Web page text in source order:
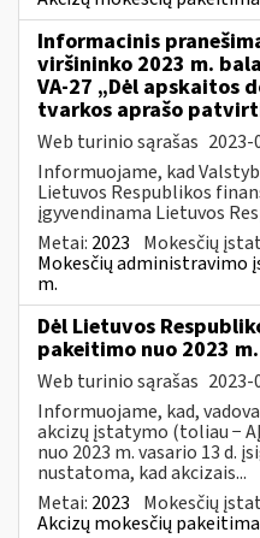
Informacinis
viršininko 2023 m.
VA-27 „Dėl apskaitos
tvarkos aprašo
Web turinio sąrašas 2023-
Informuojame, kad
Lietuvos Respublikos
įgyvendinama Lietuvos
Metai: 2023 Mokesčių
Mokesčių administravimo
m.
Dėl Lietuvos
pakeitimo nuo 2023
Web turinio sąrašas 2023-
Informuojame, kad,
akcizų įstatymo (toliau −
nuo 2023 m. vasario 13 d.
nustatoma, kad akcizais...
Metai: 2023 Mokesčių
Akcizų mokesčių